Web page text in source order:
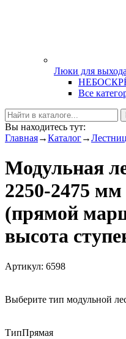
Люки для
Все
Вы находитесь тут:
Главная→Каталог→
Модульная
2250-2475
(прямой
высота
Артикул: 6598
Выберите тип модульной
ТипПрямая